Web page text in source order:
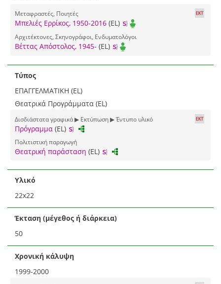
Μεταφραστές, Ποιητές
Μπελιές Ερρίκος, 1950-2016 (EL)
Αρχιτέκτονες, Σκηνογράφοι, Ενδυματολόγοι
Βέττας Απόστολος, 1945- (EL)
Τύπος
ΕΠΑΓΓΕΛΜΑΤΙΚΗ (EL)
Θεατρικά Προγράμματα (EL)
Δισδιάστατα γραφικά ▶ Εκτύπωση ▶ Έντυπο υλικό
Πρόγραμμα (EL)
Πολιτιστική παραγωγή
Θεατρική παράσταση (EL)
Υλικό
22x22
Έκταση (μέγεθος ή διάρκεια)
50
Χρονική κάλυψη
1999-2000